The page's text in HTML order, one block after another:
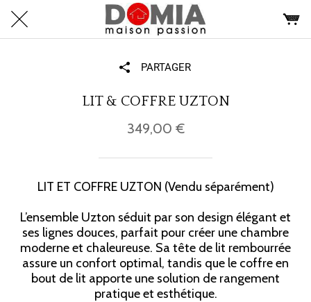
PARTAGER
LIT & COFFRE UZTON
349,00 €
LIT ET COFFRE UZTON (Vendu séparément)
L’ensemble Uzton séduit par son design élégant et
ses lignes douces, parfait pour créer une chambre
moderne et chaleureuse. Sa tête de lit rembourrée
assure un confort optimal, tandis que le coffre en
bout de lit apporte une solution de rangement
pratique et esthétique.